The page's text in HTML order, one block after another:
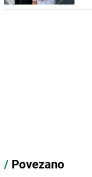
/ Povezano